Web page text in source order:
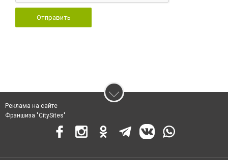
Отправить
Реклама на сайте
Франшиза "CitySites"